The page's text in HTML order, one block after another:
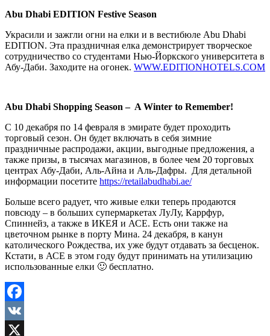
Abu Dhabi EDITION Festive Season
Украсили и зажгли огни на елки и в вестибюле Abu Dhabi
EDITION. Эта праздничная елка демонстрирует творческое
сотрудничество со студентами Нью-Йоркского университета в
Абу-Даби. Заходите на огонек. WWW.EDITIONHOTELS.COM
Abu Dhabi Shopping Season – A Winter to Remember!
С 10 декабря по 14 февраля в эмирате будет проходить
торговый сезон. Он будет включать в себя зимние
праздничные распродажи, акции, выгодные предложения, а
также призы, в тысячах магазинов, в более чем 20 торговых
центрах Абу-Даби, Аль-Айна и Аль-Дафры. Для детальной
информации посетите https://retailabudhabi.ae/
Больше всего радует, что живые елки теперь продаются
повсюду – в больших супермаркетах ЛуЛу, Каррфур,
Спиннейз, а также в ИКЕЯ и АСЕ. Есть они также на
цветочном рынке в порту Мина. 24 декабря, в канун
католического Рождества, их уже будут отдавать за бесценок.
Кстати, в АСЕ в этом году будут принимать на утилизацию
использованные елки 🙂 бесплатно.
Facebook
VK